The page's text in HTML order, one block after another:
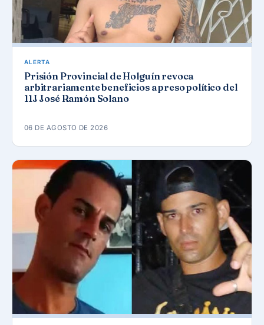
ALERTA
Prisión Provincial de Holguín revoca
arbitrariamente beneficios a preso político del
11J José Ramón Solano
06 DE AGOSTO DE 2026